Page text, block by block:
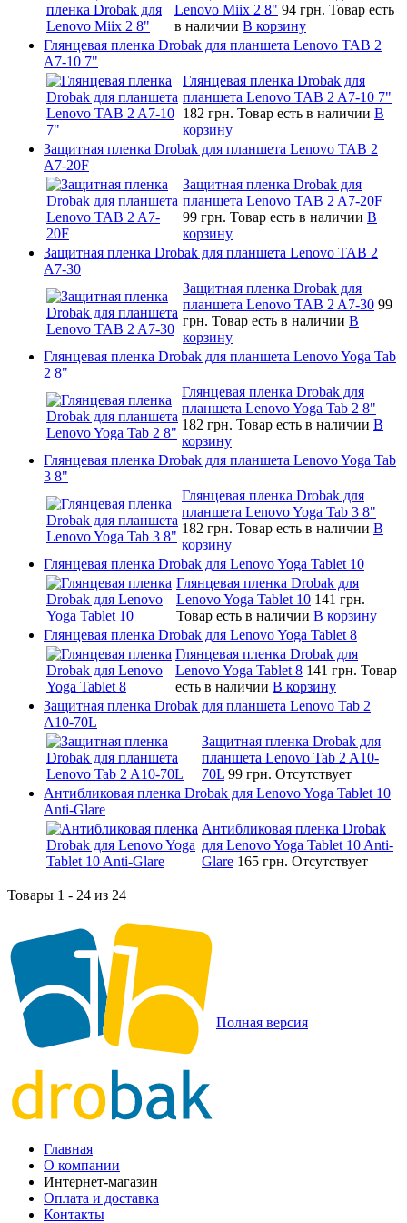
Lenovo Miix 2 8" 94 грн. Товар есть
в наличии В корзину
Глянцевая пленка Drobak для планшета Lenovo TAB 2
A7-10 7"
Глянцевая пленка Drobak для
планшета Lenovo TAB 2 A7-10 7"
182 грн. Товар есть в наличии В
корзину
Защитная пленка Drobak для планшета Lenovo TAB 2
A7-20F
Защитная пленка Drobak для
планшета Lenovo TAB 2 A7-20F
99 грн. Товар есть в наличии В
корзину
Защитная пленка Drobak для планшета Lenovo TAB 2
A7-30
Защитная пленка Drobak для
планшета Lenovo TAB 2 A7-30 99
грн. Товар есть в наличии В
корзину
Глянцевая пленка Drobak для планшета Lenovo Yoga Tab
2 8"
Глянцевая пленка Drobak для
планшета Lenovo Yoga Tab 2 8"
182 грн. Товар есть в наличии В
корзину
Глянцевая пленка Drobak для планшета Lenovo Yoga Tab
3 8"
Глянцевая пленка Drobak для
планшета Lenovo Yoga Tab 3 8"
182 грн. Товар есть в наличии В
корзину
Глянцевая пленка Drobak для Lenovo Yoga Tablet 10
Глянцевая пленка Drobak для
Lenovo Yoga Tablet 10 141 грн.
Товар есть в наличии В корзину
Глянцевая пленка Drobak для Lenovo Yoga Tablet 8
Глянцевая пленка Drobak для
Lenovo Yoga Tablet 8 141 грн. Товар
есть в наличии В корзину
Защитная пленка Drobak для планшета Lenovo Tab 2
A10-70L
Защитная пленка Drobak для
планшета Lenovo Tab 2 A10-
70L 99 грн. Отсутствует
Антибликовая пленка Drobak для Lenovo Yoga Tablet 10
Anti-Glare
Антибликовая пленка Drobak
для Lenovo Yoga Tablet 10 Anti-
Glare 165 грн. Отсутствует
Товары 1 - 24 из 24
Полная версия
Главная
О компании
Интернет-магазин
Оплата и доставка
Контакты